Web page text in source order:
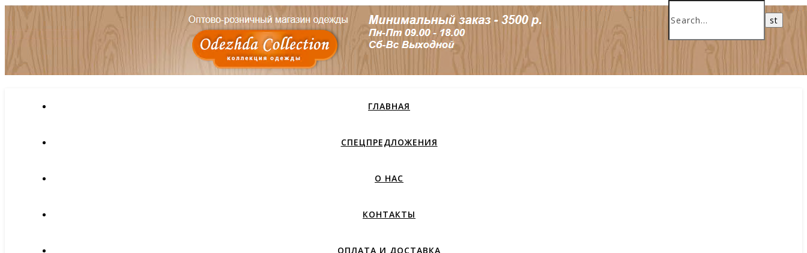
ГЛАВНАЯ
СПЕЦПРЕДЛОЖЕНИЯ
О НАС
КОНТАКТЫ
ОПЛАТА И ДОСТАВКА